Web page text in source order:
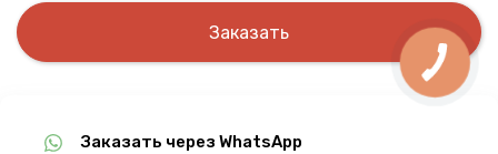
Заказать
Заказать через WhatsApp